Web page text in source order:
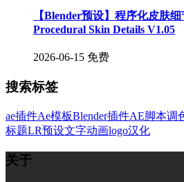
【Blender预设】程序化皮肤
Procedural Skin Details V1.05
2026-06-15 免费
搜索标签
ae插件Ae模板Blender插件AE脚本调
标题LR预设文字动画logo汉化
关于